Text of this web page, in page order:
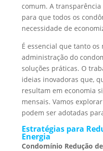
comum. A
para que todos os
necessidade de
É essencial que tanto
administração do
soluções práticas. O
ideias inovadoras que,
resultam em economia
mensais. Vamos
podem ser adotadas
Estratégias para
Energia
Condomínio Redução